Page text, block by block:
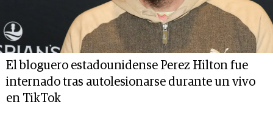
El bloguero estadounidense Perez Hilton fue
internado tras autolesionarse durante un vivo
en TikTok